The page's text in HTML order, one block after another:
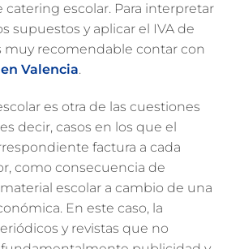
catering escolar. Para interpretar
supuestos y aplicar el IVA de
muy recomendable contar con
Valencia.
es otra de las cuestiones
decir, casos en los que el
factura a cada
como consecuencia de
escolar a cambio de una
En este caso, la
y revistas que no